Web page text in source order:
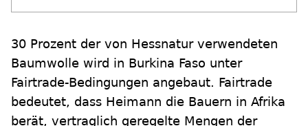
30 Prozent der von Hessnatur verwendeten
Baumwolle wird in Burkina Faso unter
Fairtrade-Bedingungen angebaut. Fairtrade
bedeutet, dass Heimann die Bauern in Afrika
berät, vertraglich geregelte Mengen der